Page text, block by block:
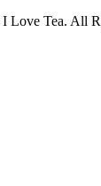
Love Tea. All